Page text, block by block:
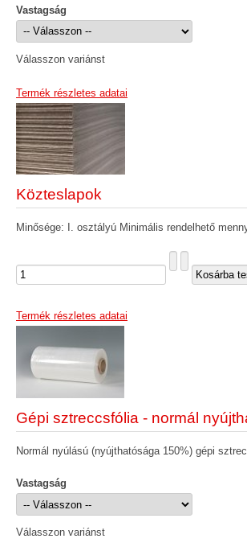
Vastagság
Válasszon variánst
Termék részletes adatai
Közteslapok
Minősége: I. osztályú Minimális rendelhető
Termék részletes adatai
Gépi sztreccsfólia - normál
Normál nyúlású (nyújthatósága 150%) gépi
Vastagság
Válasszon variánst